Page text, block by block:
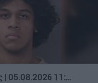
| 05.08.2026 11:46